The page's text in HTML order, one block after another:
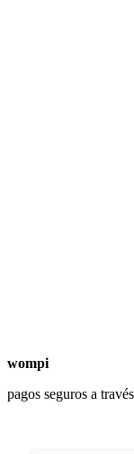
wompi
pagos seguros a